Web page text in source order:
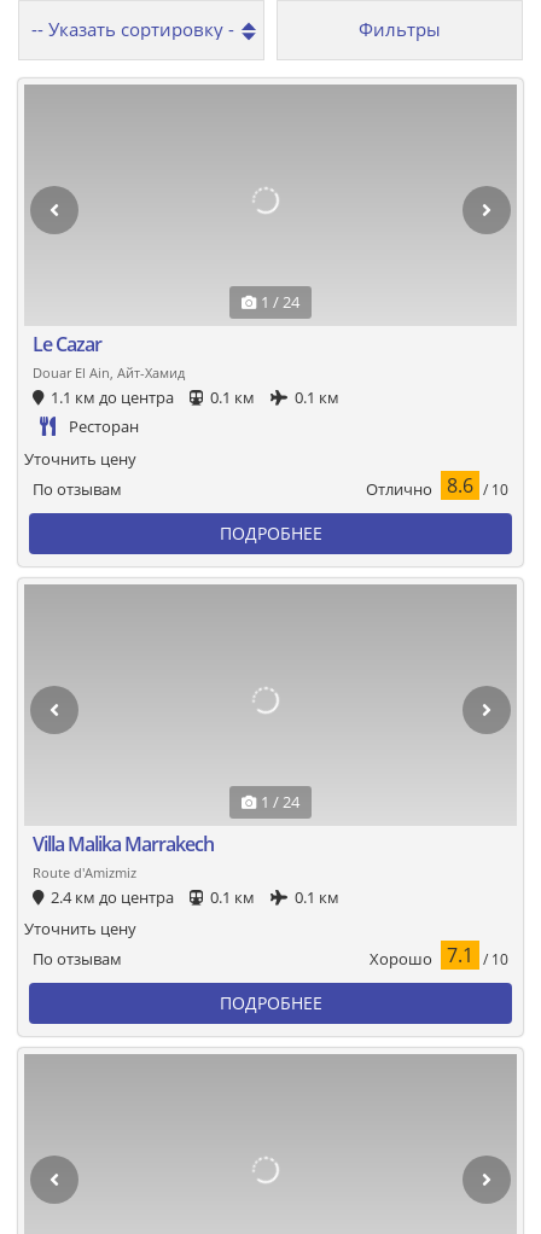
Фильтры
1 / 24
Le Cazar
Douar El Ain, Айт-Хамид
1.1 км до центра 0.1 км
0.1 км
Ресторан
По отзывам Отлично 8.6 / 10
Уточнить цену
ПОДРОБНЕЕ
1 / 24
Villa Malika Marrakech
Route d'Amizmiz
2.4 км до центра 0.1 км 0.1 км
По отзывам Хорошо 7.1 / 10
Уточнить цену
ПОДРОБНЕЕ